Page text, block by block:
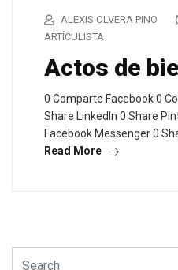
ALEXIS OLVERA PINO
ARTÍCULISTA
Actos de
0 Comparte Facebook 0
Share LinkedIn 0 Share
Facebook Messenger 0
Read More